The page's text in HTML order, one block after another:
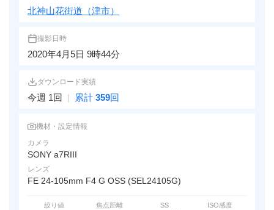
北神山花街道（津市）
撮影日時
2020年4月5日 9時44分
ダウンロード実績
今週 1回 | 累計 359回
機材・設定情報
カメラ
SONY a7RIII
レンズ
FE 24-105mm F4 G OSS (SEL24105G)
絞り値 焦点距離 SS ISO感度